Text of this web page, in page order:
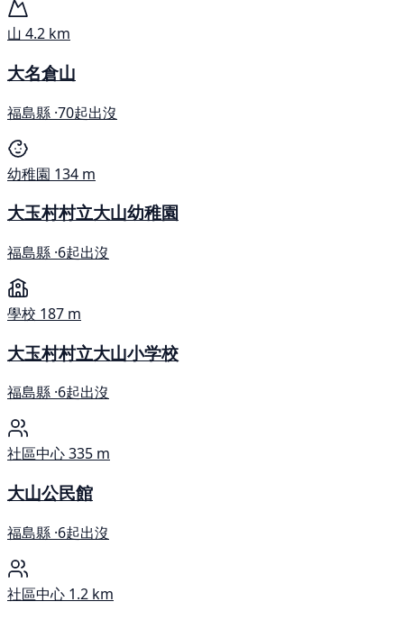
山 4.2 km
大名倉山
福島縣 ·70起出沒
幼稚園 134 m
大玉村村立大山幼稚園
福島縣 ·6起出沒
學校 187 m
大玉村村立大山小学校
福島縣 ·6起出沒
社區中心335 m
大山公民館
福島縣 ·6起出沒
社區中心 1.2 km